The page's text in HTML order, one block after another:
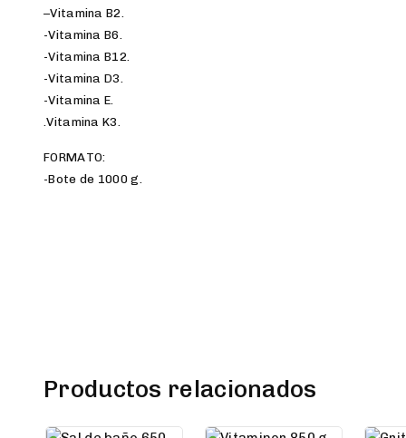
–Vitamina B2.
-Vitamina B6.
-Vitamina B12.
-Vitamina D3.
-Vitamina E.
.Vitamina K3.
FORMATO:
-Bote de 1000 g.
Productos relacionados